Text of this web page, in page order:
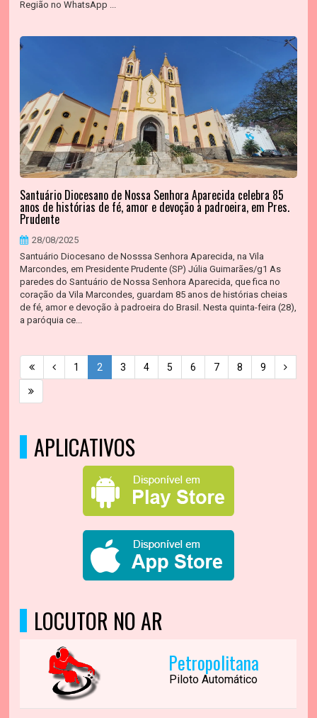
Região no WhatsApp ...
Santuário Diocesano de Nossa Senhora Aparecida celebra 85
anos de histórias de fé, amor e devoção à padroeira, em Pres.
Prudente
28/08/2025
Santuário Diocesano de Nosssa Senhora Aparecida, na Vila
Marcondes, em Presidente Prudente (SP) Júlia Guimarães/g1 As
paredes do Santuário de Nossa Senhora Aparecida, que fica no
coração da Vila Marcondes, guardam 85 anos de histórias cheias
de fé, amor e devoção à padroeira do Brasil. Nesta quinta-feira (28),
a paróquia ce...
1 2 3 4 5 6 7 8 9
APLICATIVOS
LOCUTOR NO AR
Petropolitana
Piloto Automático